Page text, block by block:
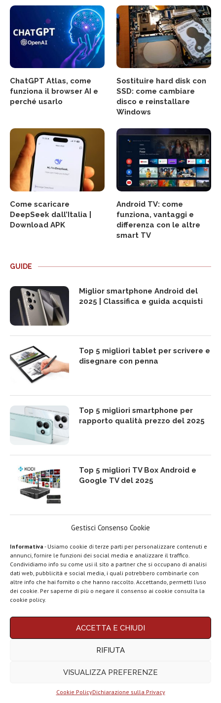
Gestisci Consenso Cookie
Informativa - Usiamo cookie di terze parti per personalizzare contenuti e
annunci, fornire le funzioni dei social media e analizzare il traffico.
Condividiamo info su come usi il sito a partner che si occupano di analisi
dati web, pubblicità e social media, i quali potrebbero combinarle con
altre info che hai fornito o che hanno raccolto. Accettando, permetti l’uso
dei cookie. Per saperne di più o negare il consenso ai cookie consulta la
cookie policy.
ACCETTA E CHIUDI
RIFIUTA
VISUALIZZA PREFERENZE
Cookie PolicyDichiarazione sulla Privacy
ChatGPT Atlas, come
funziona il browser AI e
perché usarlo
Sostituire hard disk con
SSD: come cambiare
disco e reinstallare
Windows
Come scaricare
DeepSeek dall’Italia |
Download APK
Android TV: come
funziona, vantaggi e
differenza con le altre
smart TV
GUIDE
Miglior smartphone Android del
2025 | Classifica e guida acquisti
Top 5 migliori tablet per scrivere e
disegnare con penna
Top 5 migliori smartphone per
rapporto qualità prezzo del 2025
Top 5 migliori TV Box Android e
Google TV del 2025
Migliori smartphone compatti (da
ChatGPT Atlas, come funziona il
LEGGI ANCHE
Top 5 migliori
Top 5 migliori TV